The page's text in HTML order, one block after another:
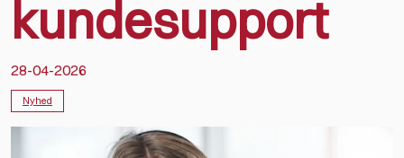
kundesupport
28-04-2026
Nyhed